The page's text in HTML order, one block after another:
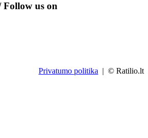
Follow us on
Privatumo politika | © Ratilio.lt